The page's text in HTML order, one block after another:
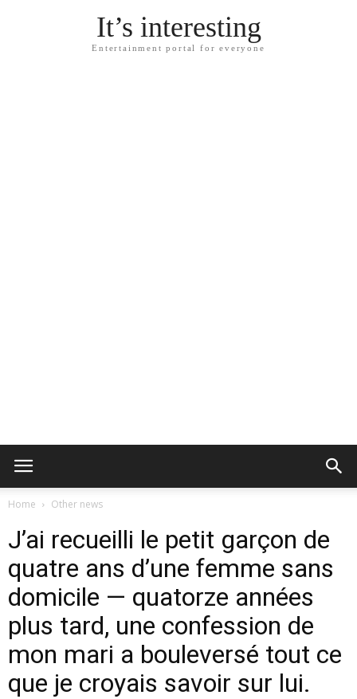
It’s interesting
Entertainment portal for everyone
Home Other news
J’ai recueilli le petit garçon de
quatre ans d’une femme sans
domicile — quatorze années
plus tard, une confession de
mon mari a bouleversé tout ce
que je croyais savoir sur lui.